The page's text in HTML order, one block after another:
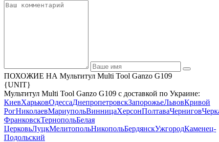
ПОХОЖИЕ НА Мультитул Multi Tool Ganzo G109
{UNIT}
Мультитул Multi Tool Ganzo G109 с доставкой по Украине:
КиевХарьковОдессаДнепропетровскЗапорожьеЛьвовКривой
РогНиколаевМариупольВинницаХерсонПолтаваЧернигов
ФранковскТернопольБелая
ЦерковьЛуцкМелитопольНикопольБердянскУжгородКаменец-
Подольский